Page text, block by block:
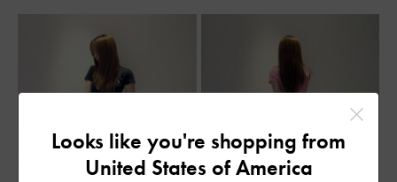
Looks like you're shopping from
United States of America